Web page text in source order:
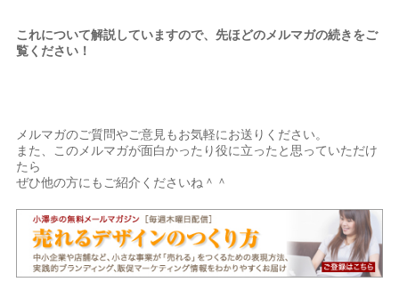
これについて解説していますので、先ほどのメルマガの続きをご
覧ください！
メルマガのご質問やご意見もお気軽にお送りください。
また、このメルマガが面白かったり役に立ったと思っていただけ
たら
ぜひ他の方にもご紹介くださいね＾＾